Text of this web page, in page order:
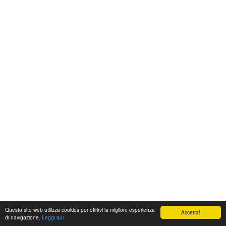
Accetta!
Questo sito web utilizza cookies per offrirvi la migliore esperienza
di navigazione. Leggi qui